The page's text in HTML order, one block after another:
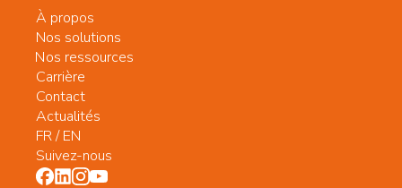
À propos
Nos solutions
Nos ressources
Carrière
Contact
Actualités
FR/EN
Suivez-nous